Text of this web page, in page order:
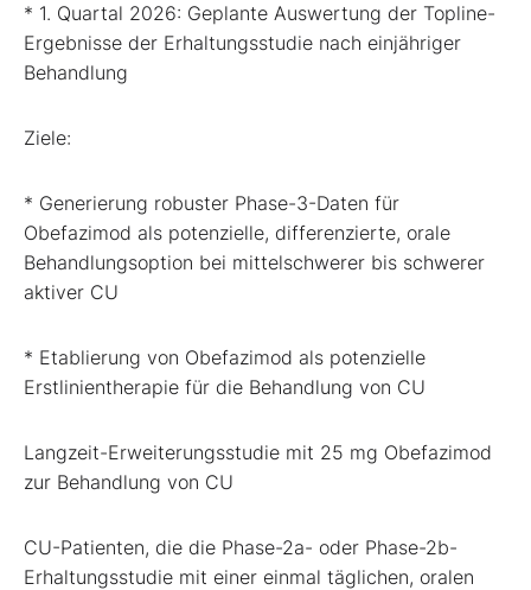
* 1. Quartal 2026: Geplante Auswertung der Topline-
Ergebnisse der Erhaltungsstudie nach einjähriger
Behandlung
Ziele:
* Generierung robuster Phase-3-Daten für
Obefazimod als potenzielle, differenzierte, orale
Behandlungsoption bei mittelschwerer bis schwerer
aktiver CU
* Etablierung von Obefazimod als potenzielle
Erstlinientherapie für die Behandlung von CU
Langzeit-Erweiterungsstudie mit 25 mg Obefazimod
zur Behandlung von CU
CU-Patienten, die die Phase-2a- oder Phase-2b-
Erhaltungsstudie mit einer einmal täglichen, oralen